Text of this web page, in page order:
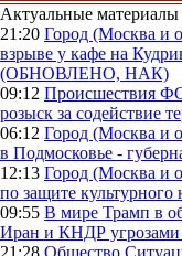
Актуальные материалы
21:20 Город (Москва и
взрыве у кафе на
(ОБНОВЛЕНО, НАК)
09:12 Происшествия
розыск за содействие
06:12 Город (Москва и
в Подмосковье -
12:13 Город (Москва и
по защите
09:55 В мире Трамп в
Иран и КНДР